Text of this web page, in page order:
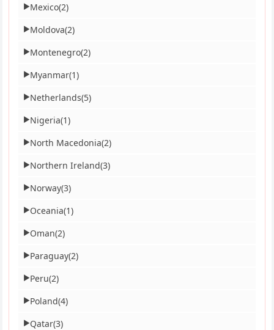
▶Mexico(2)
▶Moldova(2)
▶Montenegro(2)
▶Myanmar(1)
▶Netherlands(5)
▶Nigeria(1)
▶North Macedonia(2)
▶Northern Ireland(3)
▶Norway(3)
▶Oceania(1)
▶Oman(2)
▶Paraguay(2)
▶Peru(2)
▶Poland(4)
▶Qatar(3)